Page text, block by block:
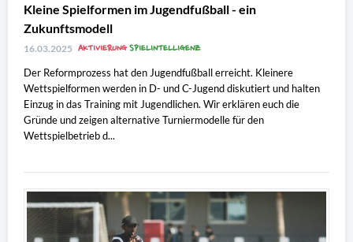
Kleine Spielformen im Jugendfußball - ein
Zukunftsmodell
16.03.2025 AKTIVIERUNGSPIELINTELLIGENZ
Der Reformprozess hat den Jugendfußball erreicht. Kleinere
Wettspielformen werden in D- und C-Jugend diskutiert und halten
Einzug in das Training mit Jugendlichen. Wir erklären euch die
Gründe und zeigen alternative Turniermodelle für den
Wettspielbetrieb d...